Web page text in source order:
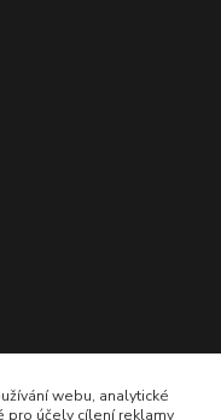
webu, analytické
pro účely cílení reklamy